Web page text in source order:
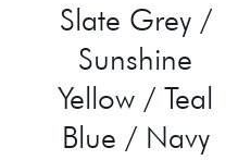
Slate Grey /
Sunshine
Yellow / Teal
Blue / Navy